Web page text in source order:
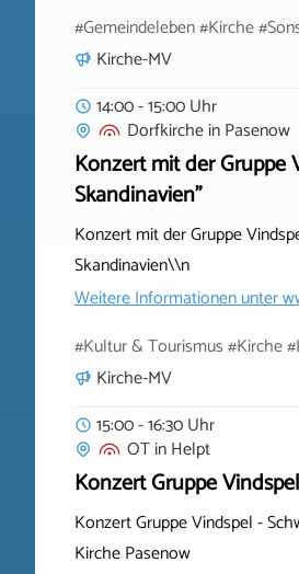
#Gemeindeleben #Kirche
Kirche-MV
14:00 - 15:00 Uhr
DorfkircheinPasenow
Konzert mit der Gruppe
Skandinavien"
Konzert mit der Gruppe
Skandinavien\\n
Weitere Informationen unter
#Kultur & Tourismus #Kirche
Kirche-MV
15:00 - 16:30 Uhr
OTinHelpt
Konzert Gruppe Vindspel
Konzert Gruppe Vindspel -
Kirche Pasenow